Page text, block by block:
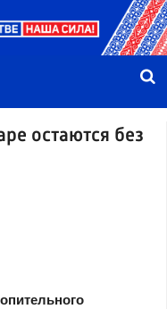
остаются без